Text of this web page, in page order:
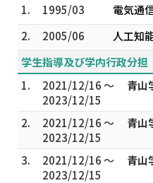
1.
1995/03
電気通
2.
2005/06
人工知
学生指導及び学内行政分担
1.
2021/12/16 ～
2023/12/15
青山
2.
2021/12/16 ～
2023/12/15
青山
3.
2021/12/16 ～
2023/12/15
青山